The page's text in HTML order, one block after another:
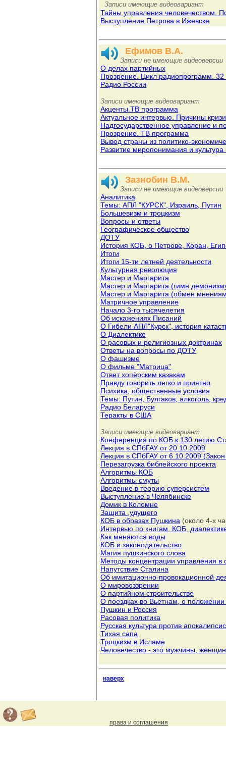
Записи имеющие видеовариант
Тайны управления человечеством.
Выступление Петрова в Ижевске
Ефимов В.А.
Записи не имеющие видеоверсии
О делах партийных
Прозрение. Цикл радиопрограмм. 32
Радио России
Записи имеющие видеовариант
Акценты.ТВ программа
Актуальное интервью. Причины
Надгосударственное управление и
Прозрение. ТВ программа
Вывод страны из политико-
Развитие миропонимания и
Зазнобин В.М.
Записи не имеющие видеоверсии
Аналитика
Темы: АПЛ "КУРСК", Израиль, Путин
Большевизм и троцкизм
Вопросы и ответы
Географическое общество
ДОТУ
История КОБ, о Петрове, Коран,
Итоги
Итоги 15-ти летней деятельности
Культурная революция
Мастер и Маргарита
Мастер и Маргарита (гимн
Мастер и Маргарита (обмен
Матричное управление
Начало 3-го тысячелетия
Об искажениях Писаний
О Гибели АПЛ"Курск", история
О Диалектике
О расовых и религиозных доктринах
Ответы на вопросы по ДОТУ
О фашизме
О фильме "Матрица"
Ответ хопёрским казакам
Правду говорить легко и приятно
Психика, общественные условия
Темы: Путин, Булгаков, алкоголь,
Радио Беларуси
Теракты в США
Записи имеющие видеовариант
Конференция по КОБ к 130 летию
Лекция в СПбГАУ от 20.10.2009
Лекция в СПбГАУ от 6.10.2009
Перезагрузка библейского проекта
Алгоритмы КОБ
Алгоритмы смуты
Введение в теорию суперсистем
Выступление в Челябинске
Домик в Коломне
Защита ,удущего
КОБ в образах Пушкина (около 4-х
Интервью по книгам, КОБ,
Как меняются воды
КОБ и законодательство
Магия пушкинского слова
Методы концентрации управления в
Напутствие Сталина
Об имитационно-провокационной
О мировоззрении
О партийном строительстве
О поездках во Вьетнам, о
Пушкин и Россия
Расовая политика
Русская культура против
Тихая сапа
Троцкизм в Исламе
Человечество - это мужчины,
наверх
права и соглашения